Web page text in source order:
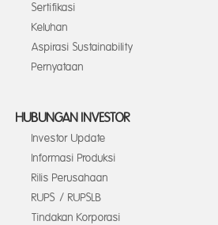
Sertifikasi
Keluhan
Aspirasi Sustainability
Pernyataan
HUBUNGAN INVESTOR
Investor Update
Informasi Produksi
Rilis Perusahaan
RUPS / RUPSLB
Tindakan Korporasi